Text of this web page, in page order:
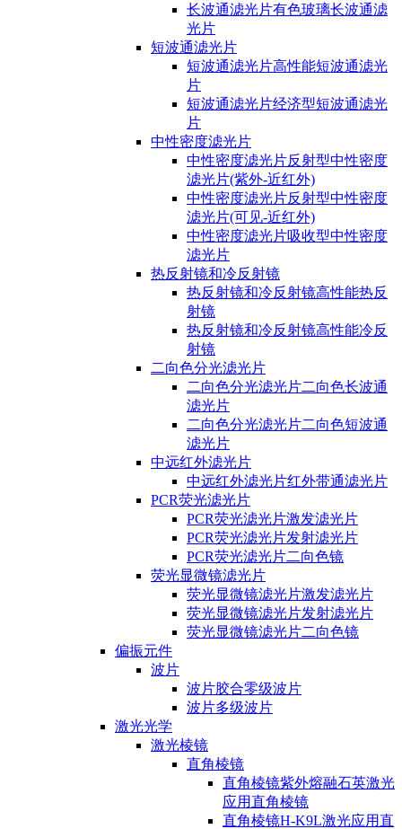
长波通滤光片有色玻璃长波通滤
光片
短波通滤光片
短波通滤光片高性能短波通滤光
片
短波通滤光片经济型短波通滤光
片
中性密度滤光片
中性密度滤光片反射型中性密度
滤光片(紫外-近红外)
中性密度滤光片反射型中性密度
滤光片(可见-近红外)
中性密度滤光片吸收型中性密度
滤光片
热反射镜和冷反射镜
热反射镜和冷反射镜高性能热反
射镜
热反射镜和冷反射镜高性能冷反
射镜
二向色分光滤光片
二向色分光滤光片二向色长波通
滤光片
二向色分光滤光片二向色短波通
滤光片
中远红外滤光片
中远红外滤光片红外带通滤光片
PCR荧光滤光片
PCR荧光滤光片激发滤光片
PCR荧光滤光片发射滤光片
PCR荧光滤光片二向色镜
荧光显微镜滤光片
荧光显微镜滤光片激发滤光片
荧光显微镜滤光片发射滤光片
荧光显微镜滤光片二向色镜
偏振元件
波片
波片胶合零级波片
波片多级波片
激光光学
激光棱镜
直角棱镜
直角棱镜紫外熔融石英激光
应用直角棱镜
直角棱镜H-K9L激光应用直